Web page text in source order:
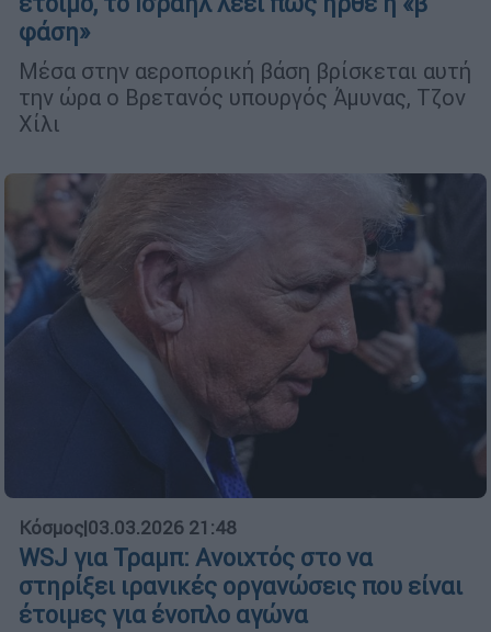
φάση»
Μέσα στην αεροπορική βάση βρίσκεται αυτή
την ώρα ο Βρετανός υπουργός Άμυνας, Τζον
Χίλι
Κόσμος|03.03.2026 21:48
WSJ για Τραμπ: Ανοιχτός στο να
στηρίξει ιρανικές οργανώσεις που είναι
έτοιμες για ένοπλο αγώνα